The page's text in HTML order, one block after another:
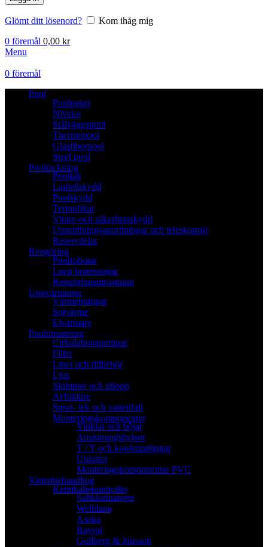
Glömt ditt lösenord?
Kom ihåg mig
0 föremål 0,00 kr
Menu
0 föremål
Pool
Poolpaket
Niveko
Stålväggspool
Thermopool
Glasfiberpool
Steel pool
Pooltäckning
Pooltak
Lamellskydd
Poolskydd
Termofiltar
Vinter-och säkerhetsskydd
Upprullningsanordningar och teleskoprör
Reservdelar
Rengöring
Poolrobotar
Liten bottensugar
Rengöringsutrustning
Uppvärmning
Värmepumpar
Solvärme
Elvärmare
Poolutrustning
Cirkulationspumpar
Filter
Liner och tillbehör
Ljus
Skimmer och utlopp
Avfuktare
Sport- lek och vattenfall
Monteringskomponenter
Vinklar och böjar
Anslutningshylsor
T / Y och korskopplingar
Unioner
Monteringskomponenter PVC
Vattenbehandling
Kemikaliekontroller
Saltklorinatorer
Welldana
Aseko
Bayrol
Gullberg & Jansson